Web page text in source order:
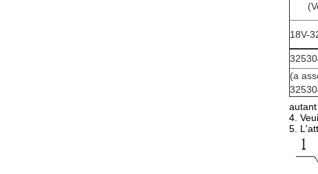
18V-
(a
4.
5.